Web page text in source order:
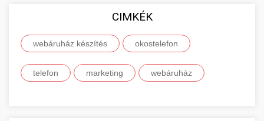
CIMKÉK
webáruház készítés okostelefon
telefon marketing webáruház